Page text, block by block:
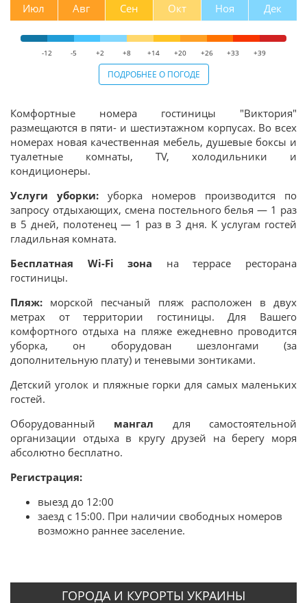
Июл
Авг Сен Окт Ноя Дек
-12 -5 +2 +8 +14 +20 +26 +33 +39
ПОДРОБНЕЕ О ПОГОДЕ
Комфортные номера гостиницы "Виктория"
размещаются в пяти- и шестиэтажном корпусах. Во всех
номерах новая качественная мебель, душевые боксы и
туалетные комнаты, TV, холодильники и
кондиционеры.
Услуги уборки: уборка номеров производится по
запросу отдыхающих, смена постельного белья — 1 раз
в 5 дней, полотенец — 1 раз в 3 дня. К услугам гостей
гладильная комната.
Бесплатная Wi-Fi зона на террасе ресторана
гостиницы.
Пляж: морской песчаный пляж расположен в двух
метрах от территории гостиницы. Для Вашего
комфортного отдыха на пляже ежедневно проводится
уборка, он оборудован шезлонгами (за
дополнительную плату) и теневыми зонтиками.
Детский уголок и пляжные горки для самых маленьких
гостей.
Оборудованный мангал для самостоятельной
организации отдыха в кругу друзей на берегу моря
абсолютно бесплатно.
Регистрация:
выезд до 12:00
заезд с 15:00. При наличии свободных номеров
возможно раннее заселение.
ГОРОДА И КУРОРТЫ УКРАИНЫ